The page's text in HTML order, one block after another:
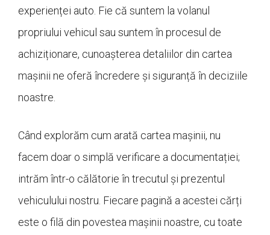
experienței auto. Fie că suntem la volanul
propriului vehicul sau suntem în procesul de
achiziționare, cunoașterea detaliilor din cartea
mașinii ne oferă încredere și siguranță în deciziile
noastre.
Când explorăm cum arată cartea mașinii, nu
facem doar o simplă verificare a documentației;
intrăm într-o călătorie în trecutul și prezentul
vehiculului nostru. Fiecare pagină a acestei cărți
este o filă din povestea mașinii noastre, cu toate